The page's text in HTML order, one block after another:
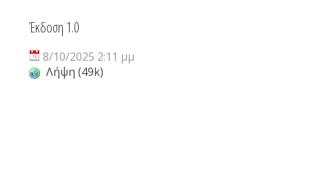
Έκδοση 1.0
8/10/2025 2:11 μμ
Λήψη (49k)